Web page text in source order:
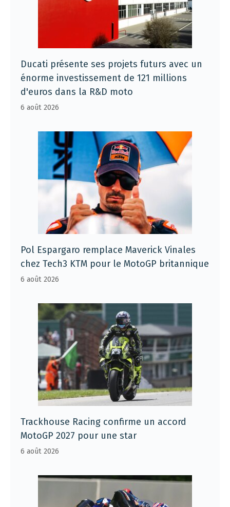
Ducati présente ses projets futurs avec un
énorme investissement de 121 millions
d'euros dans la R&D moto
6 août 2026
Pol Espargaro remplace Maverick Vinales
chez Tech3 KTM pour le MotoGP britannique
6 août 2026
Trackhouse Racing confirme un accord
MotoGP 2027 pour une star
6 août 2026